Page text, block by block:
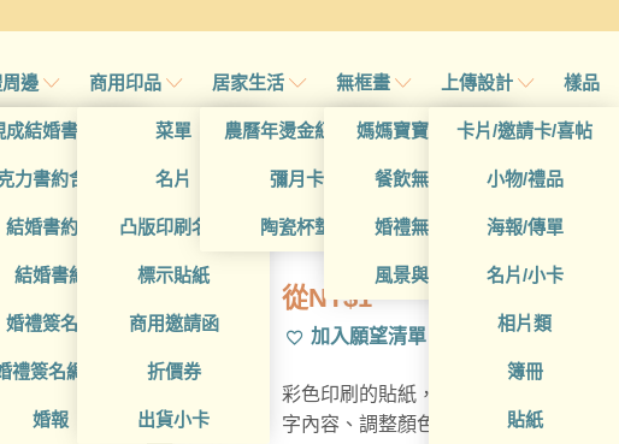
邊
成結婚書約夾
力書約含木座
結婚書約組
結婚書約
婚禮簽名簿
禮簽名綢(p)
婚報
商用印品
菜單
名片
凸版印刷名片
標示貼紙
商用邀請函
折價券
出貨小卡
居家生活
農曆年燙金紅包袋
彌月卡
陶瓷杯墊
無框畫
媽媽寶寶無框畫
餐飲無框畫
婚禮無框畫
風景與藝術
上傳設計
卡片/邀請卡/喜帖
小物/禮品
海報/傳單
名片/小卡
相片類
簿冊
貼紙
樣品
首頁 / 所有產品 /貼紙/標
BUA31M0006 商
從NT$1
加入願望清單
彩色印刷的貼紙，印上網路購物、商
字內容、調整顏色、調整設計，是經營